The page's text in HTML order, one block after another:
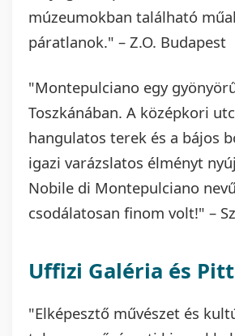
múzeumokban található
páratlanok." – Z.O. Budapest
"Montepulciano egy
Toszkánában. A középkori
hangulatos terek és a bájos
igazi varázslatos élményt
Nobile di Montepulciano
csodálatosan finom volt!" –
Uffizi Galéria és
"Elképesztő művészet és